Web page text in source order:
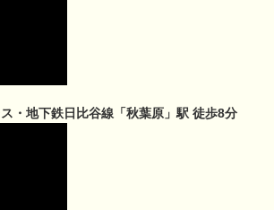
・地下鉄日比谷線「秋葉原」駅 徒歩8分